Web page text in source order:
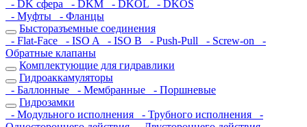
- DK сфера
- DKM - DKOL
- DKOS
- Муфты
- Фланцы
Бысторазъемные соединения
- Flat-Face
- ISO A - ISO B - Push-Pull - Screw-on
-
Обратные клапаны
Комплектующие для гидравлики
Гидроаккамуляторы
- Баллонные
- Мембранные
- Поршневые
Гидрозамки
- Модульного исполнения
- Трубного исполнения
-